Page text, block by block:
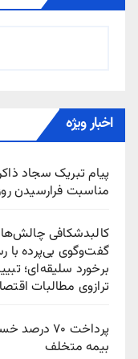
اخبار ویژه
پیام تبریک سجاد
مناسبت فرارسیدن
کالبدشکافی
گفت‌وگوی بی‌پرده با
برخورد سلیقه‌ای؛
ترازوی مطالبات
پرداخت
بیمه متخلف